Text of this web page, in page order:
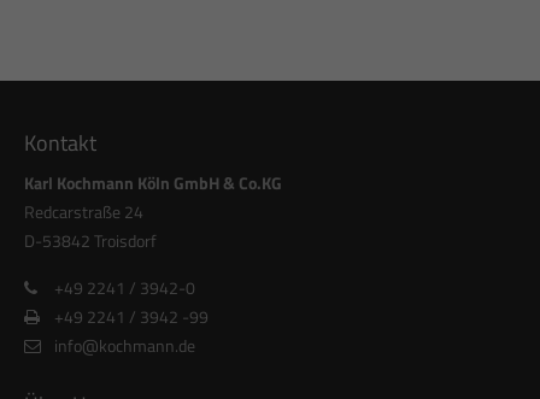
Kontakt
Karl Kochmann Köln GmbH & Co.KG
Redcarstraße 24
D-53842 Troisdorf
+49 2241 / 3942-0
+49 2241 / 3942 -99
info@kochmann.de